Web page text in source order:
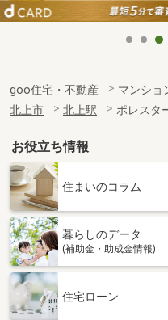
goo住宅・不動産 マンショ
北上市
北上駅 ポレスタ
お役立ち情報
住まいのコラム
暮らしのデータ
(補助金・助成金情報)
住宅ローン